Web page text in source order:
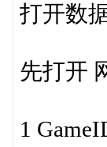
打开数
先打开
1